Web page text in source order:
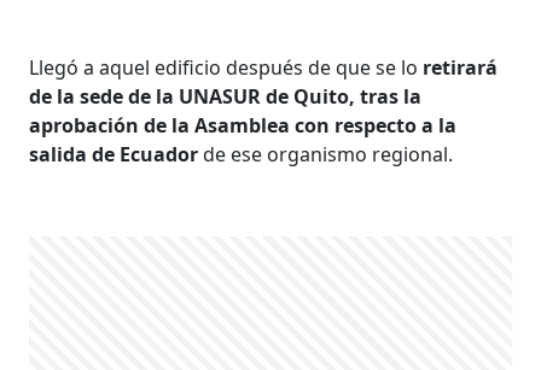
Llegó a aquel edificio después de que se lo retirará
de la sede de la UNASUR de Quito, tras la
aprobación de la Asamblea con respecto a la
salida de Ecuadorde ese organismo regional.